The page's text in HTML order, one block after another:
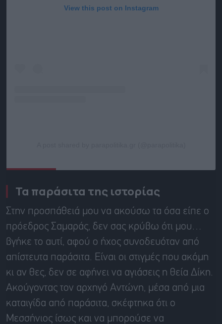
View this post on Instagram
Τα παράσιτα της ιστορίας
Στην προσπάθειά μου να ακούσω τα όσα είπε ο
πρόεδρος Σαμαράς, δεν σας κρύβω ότι μου…
βγήκε το αυτί, αφού ο ήχος συνοδευόταν από
απίστευτα παράσιτα. Είναι οι στιγμές που ακόμη
κι αν θες, δεν σε αφήνει να αγιάσεις η θεία Δίκη.
Ακούγοντας τον αρχηγό Αντώνη, μέσα από μια
καταιγίδα από παράσιτα, σκέφτηκα ότι ο
Μεσσήνιος ίσως και να μπορούσε να